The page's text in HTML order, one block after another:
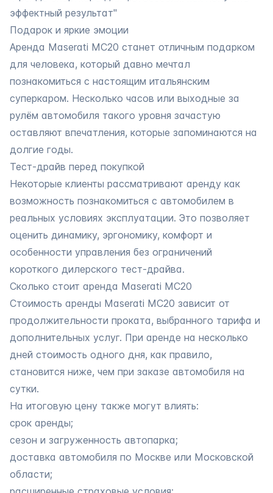
эффектный результат"
Подарок и яркие эмоции
Аренда Maserati MC20 станет отличным подарком
для человека, который давно мечтал
познакомиться с настоящим итальянским
суперкаром. Несколько часов или выходные за
рулём автомобиля такого уровня зачастую
оставляют впечатления, которые запоминаются на
долгие годы.
Тест-драйв перед покупкой
Некоторые клиенты рассматривают аренду как
возможность познакомиться с автомобилем в
реальных условиях эксплуатации. Это позволяет
оценить динамику, эргономику, комфорт и
особенности управления без ограничений
короткого дилерского тест-драйва.
Сколько стоит аренда Maserati MC20
Стоимость аренды Maserati MC20 зависит от
продолжительности проката, выбранного тарифа и
дополнительных услуг. При аренде на несколько
дней стоимость одного дня, как правило,
становится ниже, чем при заказе автомобиля на
сутки.
На итоговую цену также могут влиять:
срок аренды;
сезон и загруженность автопарка;
доставка автомобиля по Москве или Московской
области;